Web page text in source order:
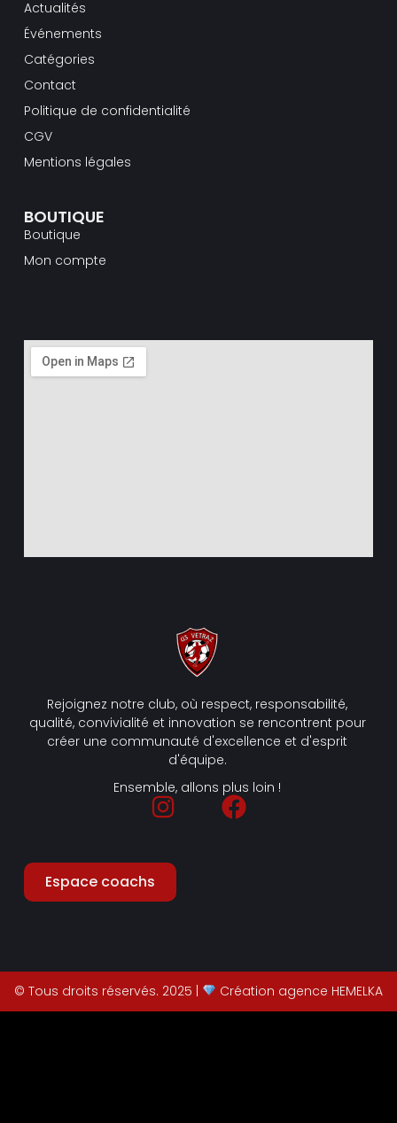
Rejoignez notre club, où respect, responsabilité,
qualité, convivialité et innovation se rencontrent pour
créer une communauté d'excellence et d'esprit
d'équipe.
Ensemble, allons plus loin !
Espace coachs
Actualités
Événements
Catégories
Contact
Politique de confidentialité
CGV
Mentions légales
BOUTIQUE
Boutique
Mon compte
© Tous droits réservés. 2025 | Création agence HEMELKA